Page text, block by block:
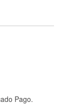
Pago.